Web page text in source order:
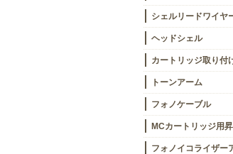
シェルリードワイヤ
ヘッドシェル
カートリッジ取り付
トーンアーム
フォノケーブル
MCカートリッジ用
フォノイコライザー